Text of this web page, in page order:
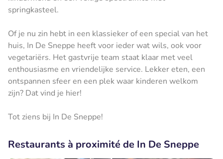
springkasteel.
Of je nu zin hebt in een klassieker of een special van het
huis, In De Sneppe heeft voor ieder wat wils, ook voor
vegetariërs. Het gastvrije team staat klaar met veel
enthousiasme en vriendelijke service. Lekker eten, een
ontspannen sfeer en een plek waar kinderen welkom
zijn? Dat vind je hier!
Tot ziens bij In De Sneppe!
Restaurants à proximité de In De Sneppe